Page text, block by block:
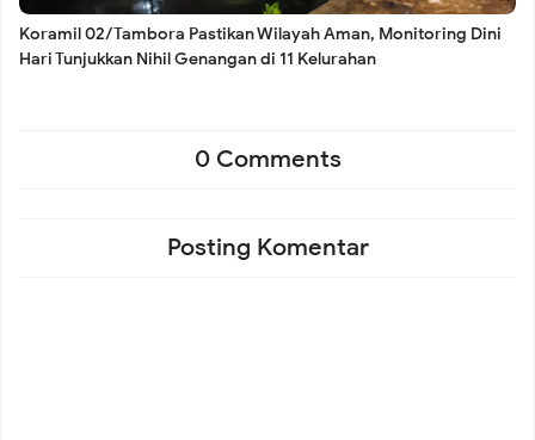
Koramil 02/Tambora Perkuat Keamanan Lingkungan,
Koramil 02/Tambora Pastikan Wilayah Aman, Monitoring Dini
Hari Tunjukkan Nihil Genangan di 11 Kelurahan
0 Comments
Posting Komentar